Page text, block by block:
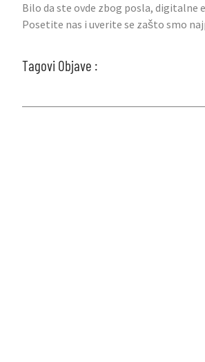
Bilo da ste ovde zbog posla, digitalne
Posetite nas i uverite se zašto smo
Tagovi Objave :